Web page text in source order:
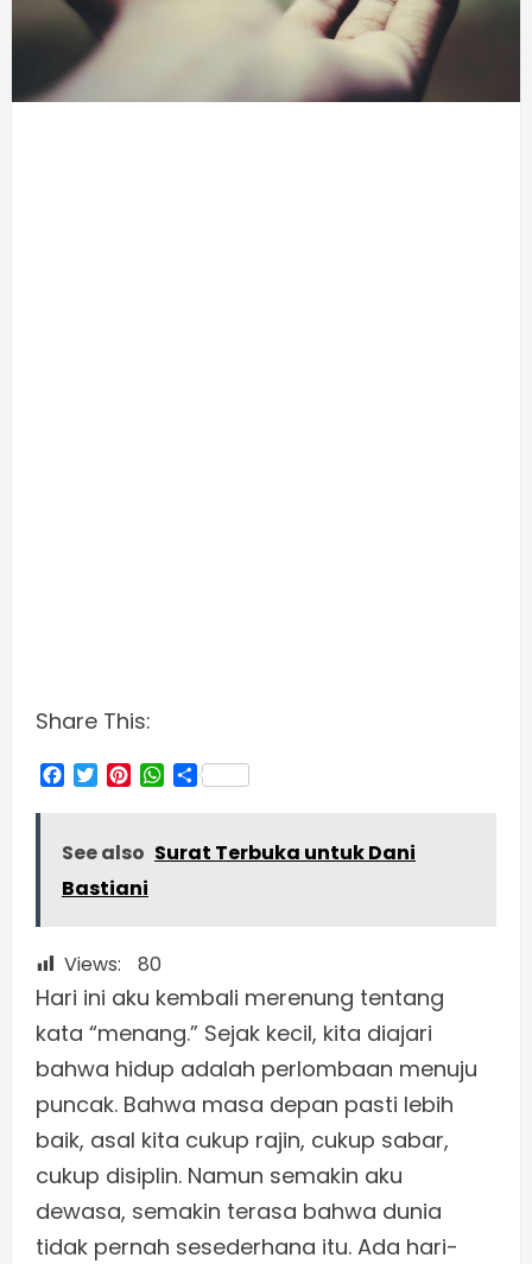
Share This:
Facebook
TwitterPinterestWhatsApp
Share
See also Surat Terbuka untuk Dani
Bastiani
Views: 80
Hari ini aku kembali merenung tentang
kata “menang.” Sejak kecil, kita diajari
bahwa hidup adalah perlombaan menuju
puncak. Bahwa masa depan pasti lebih
baik, asal kita cukup rajin, cukup sabar,
cukup disiplin. Namun semakin aku
dewasa, semakin terasa bahwa dunia
tidak pernah sesederhana itu. Ada hari-